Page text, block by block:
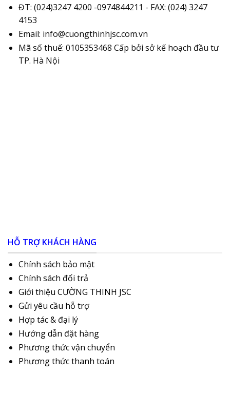
ĐT: (024)3247 4200 -0974844211 - FAX: (024) 3247
4153
Email: info@cuongthinhjsc.com.vn
Mã số thuế: 0105353468 Cấp bởi sở kế hoạch đầu tư
TP. Hà Nội
HỖ TRỢ KHÁCH HÀNG
Chính sách bảo mật
Chính sách đổi trả
Giới thiệu CƯỜNG THINH JSC
Gửi yêu cầu hỗ trợ
Hợp tác & đại lý
Hướng dẫn đặt hàng
Phương thức vận chuyển
Phương thức thanh toán